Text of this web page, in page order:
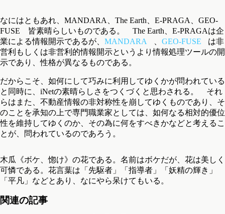
なにはともあれ、MANDARA、The Earth、E-PRAGA、GEO-
FUSE 皆素晴らしいものである。 The Earth、E-PRAGAは企
業による情報開示であるが、 MANDARA GEO-FUSE
は非
営利もしくは非営利的情報開示というより情報処理ツールの開
示であり、性格が異なるものである。
だからこそ、如何にして巧みに利用してゆくかが問われている
と同時に、iNetの素晴らしさをつくづくと思わされる。 それ
らはまた、不動産情報の非対称性を崩してゆくものであり、そ
のことを承知の上で専門職業家としては、如何なる相対的優位
性を維持してゆくのか、その為に何をすべきかなどと考えるこ
とが、問われているのであろう。
木瓜《ボケ、惚け》の花である。名前はボケだが、花は美しく
可憐である。花言葉は「先駆者」「指導者」「妖精の輝き」
「平凡」などとあり、なにやら呆けてもいる。
関連の記事